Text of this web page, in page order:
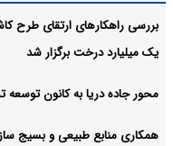
بررسی راهکارهای ارتقای
یک میلیارد درخت برگزار شد
محور جاده دریا به کانون
همکاری منابع طبیعی و بسیج